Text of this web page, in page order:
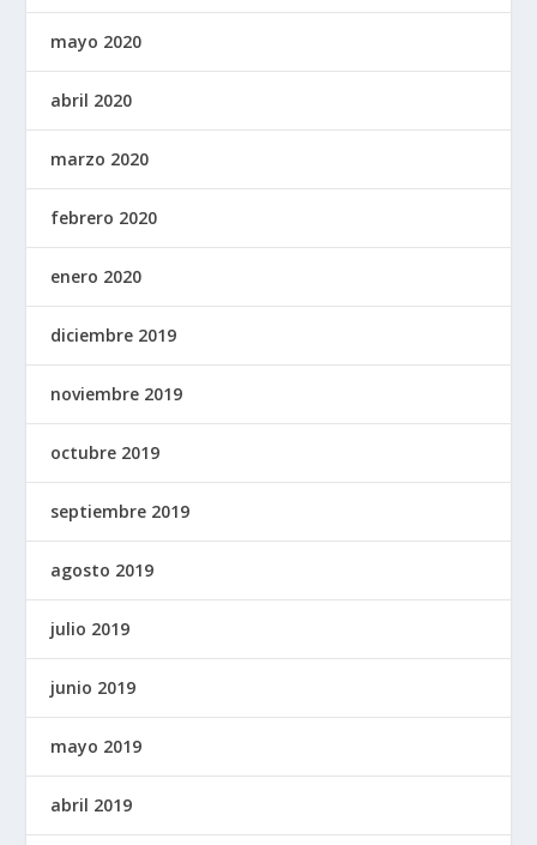
mayo 2020
abril 2020
marzo 2020
febrero 2020
enero 2020
diciembre 2019
noviembre 2019
octubre 2019
septiembre 2019
agosto 2019
julio 2019
junio 2019
mayo 2019
abril 2019